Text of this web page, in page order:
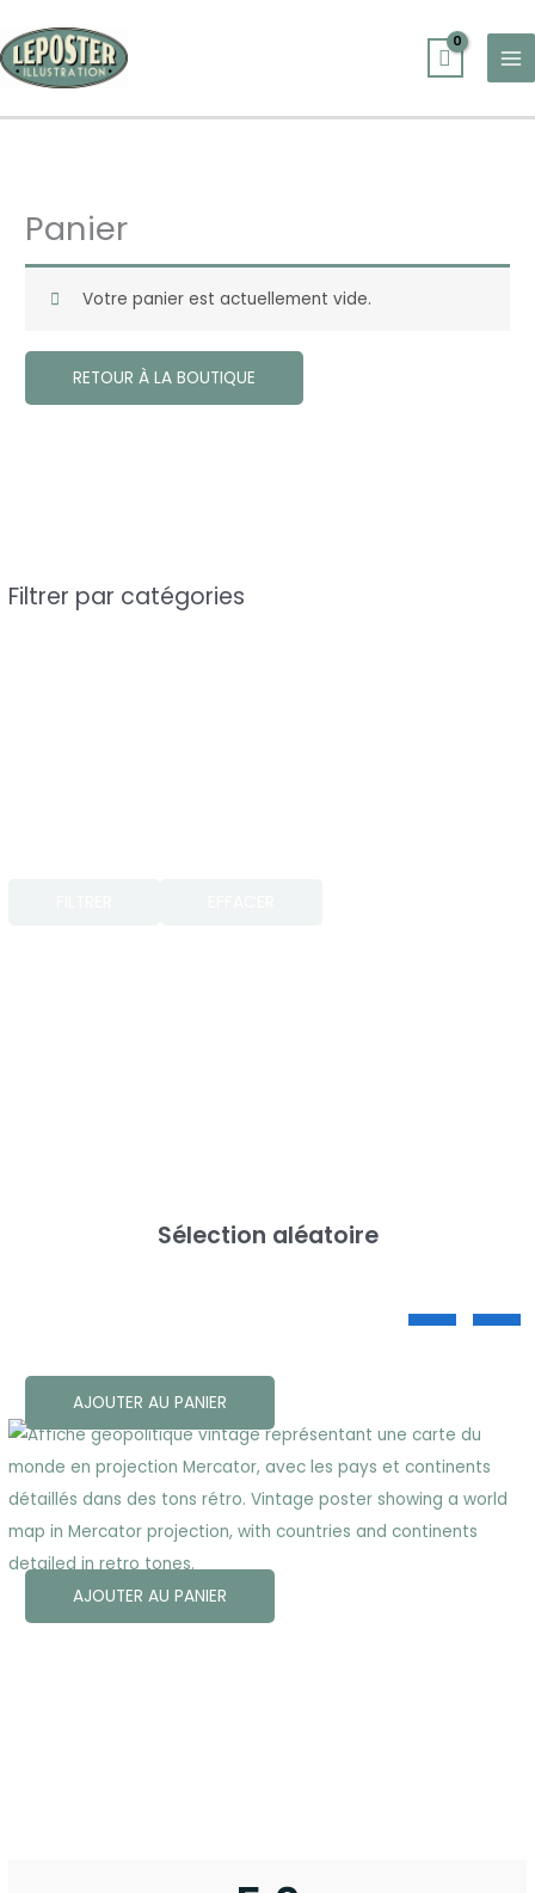
au
contenu
Filtrer par catégories
Sélection aléatoire
AJOUTER AU PANIER
AJOUTER AU PANIER
Panier
Votre panier est actuellement vide.
RETOUR À LA BOUTIQUE